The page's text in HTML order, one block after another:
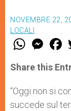
NOVEMBRE 22,
LOCALI
W
t
s
p
p
M
e
s
e
g
e
r
F
a
e
b
o
k
Share this
“Oggi non si
succede sul